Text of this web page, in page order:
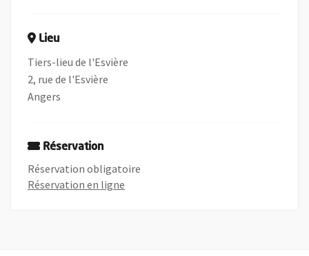
Lieu
Tiers-lieu de l'Esvière
2, rue de l'Esvière
Angers
Réservation
Réservation obligatoire
Réservation en ligne